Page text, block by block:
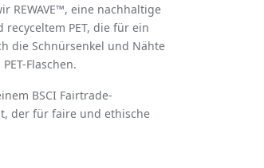
REWAVE™, eine nachhaltige
PET, die für ein
die Schnürsenkel und Nähte
Flaschen.
BSCI Fairtrade-
der für faire und ethische